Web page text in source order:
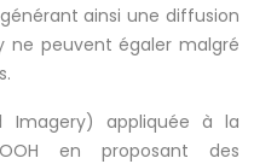
ainsi une diffusion
ne peuvent égaler malgré
Imagery) appliquée à la
en proposant des